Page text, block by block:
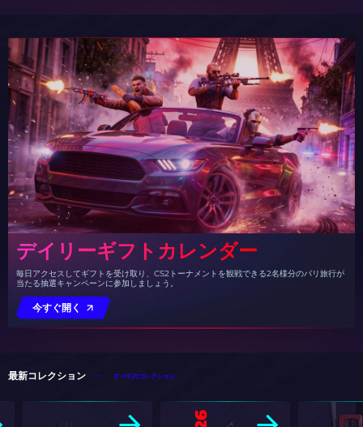
デイリーギフトカレンダー
毎日アクセスしてギフトを受け取り、CS2トーナメントを観戦できる2名様分のパリ旅行が
当たる抽選キャンペーンに参加しましょう。
今すぐ開く
最新コレクション すべてのコレクション